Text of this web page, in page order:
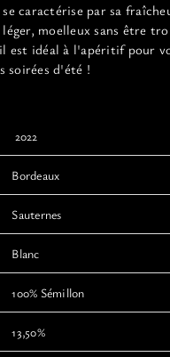
caractérise par sa
moelleux sans être
est idéal à l'apéritif pour
soirées d'été !
2022
Bordeaux
Sauternes
Blanc
100% Sémillon
13,50%